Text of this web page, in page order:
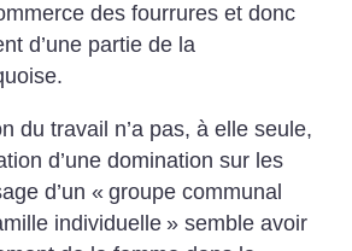
des fourrures et donc
d’une partie de la
du travail n’a pas, à elle seule,
d’une domination sur les
d’un « groupe communal
individuelle » semble avoir